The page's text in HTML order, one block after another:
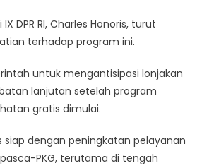
DPR RI, Charles Honoris, turut
terhadap program ini.
untuk mengantisipasi lonjakan
lanjutan setelah program
gratis dimulai.
siap dengan peningkatan pelayanan
PKG, terutama di tengah